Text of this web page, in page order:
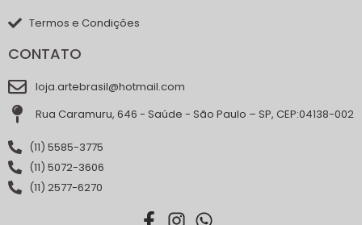
Termos e Condições
CONTATO
loja.artebrasil@hotmail.com
Rua Caramuru, 646 - Saúde - São Paulo – SP, CEP:04138-002
(11) 5585-3775
(11) 5072-3606
(11) 2577-6270